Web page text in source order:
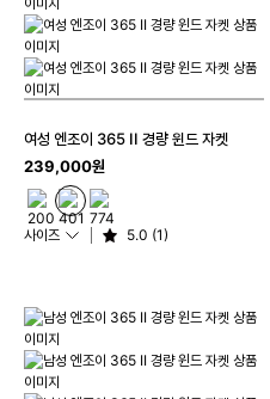
여성 엔조이 365 II 경량 윈드 자켓
239,000원
사이즈 5.0 (1)